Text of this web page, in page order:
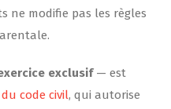
ne modifie pas les règles
exclusif— est
code civil, qui autorise